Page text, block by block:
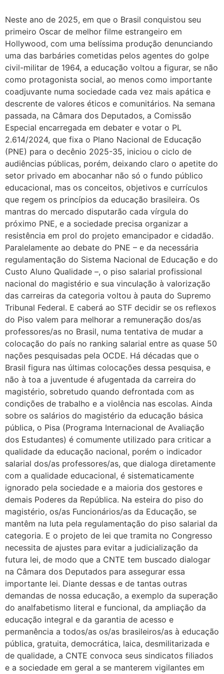
Neste ano de 2025, em que o Brasil conquistou seu
primeiro Oscar de melhor filme estrangeiro em
Hollywood, com uma belíssima produção denunciando
uma das barbáries cometidas pelos agentes do golpe
civil-militar de 1964, a educação voltou a figurar, se não
como protagonista social, ao menos como importante
coadjuvante numa sociedade cada vez mais apática e
descrente de valores éticos e comunitários. Na semana
passada, na Câmara dos Deputados, a Comissão
Especial encarregada em debater e votar o PL
2.614/2024, que fixa o Plano Nacional de Educação
(PNE) para o decênio 2025-35, iniciou o ciclo de
audiências públicas, porém, deixando claro o apetite do
setor privado em abocanhar não só o fundo público
educacional, mas os conceitos, objetivos e currículos
que regem os princípios da educação brasileira. Os
mantras do mercado disputarão cada vírgula do
próximo PNE, e a sociedade precisa organizar a
resistência em prol do projeto emancipador e cidadão.
Paralelamente ao debate do PNE – e da necessária
regulamentação do Sistema Nacional de Educação e do
Custo Aluno Qualidade –, o piso salarial profissional
nacional do magistério e sua vinculação à valorização
das carreiras da categoria voltou à pauta do Supremo
Tribunal Federal. E caberá ao STF decidir se os reflexos
do Piso valem para melhorar a remuneração dos/as
professores/as no Brasil, numa tentativa de mudar a
colocação do país no ranking salarial entre as quase 50
nações pesquisadas pela OCDE. Há décadas que o
Brasil figura nas últimas colocações dessa pesquisa, e
não à toa a juventude é afugentada da carreira do
magistério, sobretudo quando defrontada com as
condições de trabalho e a violência nas escolas. Ainda
sobre os salários do magistério da educação básica
pública, o Pisa (Programa Internacional de Avaliação
dos Estudantes) é comumente utilizado para criticar a
qualidade da educação nacional, porém o indicador
salarial dos/as professores/as, que dialoga diretamente
com a qualidade educacional, é sistematicamente
ignorado pela sociedade e a maioria dos gestores e
demais Poderes da República. Na esteira do piso do
magistério, os/as Funcionários/as da Educação, se
mantêm na luta pela regulamentação do piso salarial da
categoria. E o projeto de lei que tramita no Congresso
necessita de ajustes para evitar a judicialização da
futura lei, de modo que a CNTE tem buscado dialogar
na Câmara dos Deputados para assegurar essa
importante lei. Diante dessas e de tantas outras
demandas de nossa educação, a exemplo da superação
do analfabetismo literal e funcional, da ampliação da
educação integral e da garantia de acesso e
permanência a todos/as os/as brasileiros/as à educação
pública, gratuita, democrática, laica, desmilitarizada e
de qualidade, a CNTE convoca seus sindicatos filiados
e a sociedade em geral a se manterem vigilantes em